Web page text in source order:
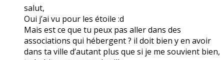
salut,
Oui j’ai vu pour les étoile :d
Mais est ce que tu peux pas aller dans des
associations qui hébergent ? il doit bien y en avoir
dans ta ville d’autant plus que si je me souvient bien,